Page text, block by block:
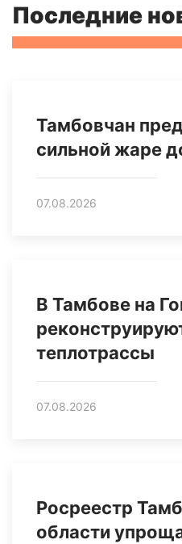
Последние
Тамбовчан
сильной жаре
07.08.2026
В Тамбове на
теплотрассы
07.08.2026
Росреестр
области